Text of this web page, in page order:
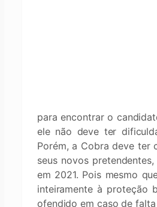
para encontrar o
ele não deve ter
Porém, a Cobra deve ter
seus novos
em 2021. Pois mesmo
inteiramente à proteção
ofendido em caso de